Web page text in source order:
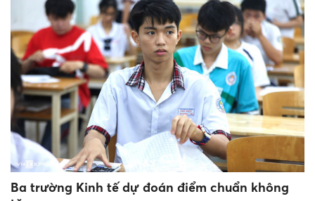
Ba trường Kinh tế dự đoán điểm chuẩn không